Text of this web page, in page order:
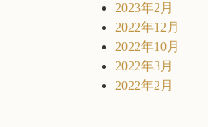
2023年2月
2022年12月
2022年10月
2022年3月
2022年2月